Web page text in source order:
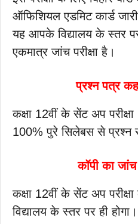
ऑफिशियल एडमिट कार्ड
यह आपके विद्यालय के स्तर
एकमात्र जांच परीक्षा है।
प्रश्न पत्र
कक्षा 12वीं के सेंट अप
100% पुरे सिलेबस से प्रश्न
कॉपी का
कक्षा 12वीं के सेंट अप
विद्यालय के स्तर पर ही होगा।